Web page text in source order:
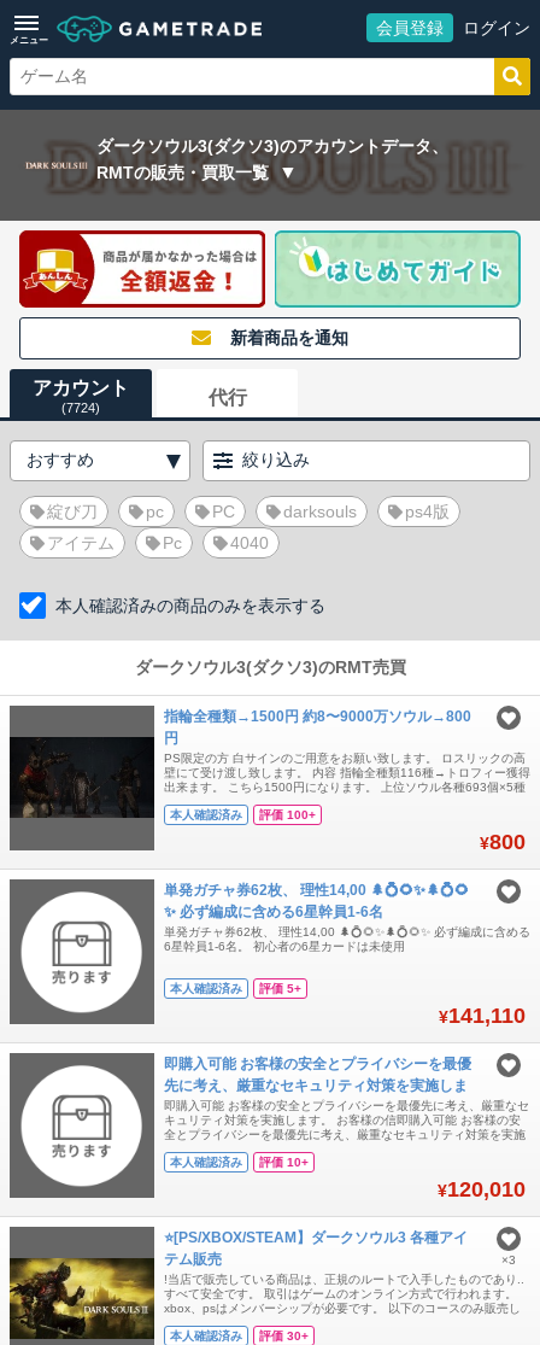
メニュー
会員登録 ログイン
ダークソウル3(ダクソ3)のアカウントデータ、
RMTの販売・買取一覧
新着商品を通知
アカウント
(7724) 代行
絞り込み
綻び刀 pc PC darksouls
ps4版
アイテム
Pc 4040
本人確認済みの商品のみを表示する
ダークソウル3(ダクソ3)のRMT売買
指輪全種類→1500円 約8〜9000万ソウル→800
円
PS限定の方 白サインのご用意をお願い致します。 ロスリックの高
壁にて受け渡し致します。 内容 指輪全種類116種→トロフィー獲得
出来ます。 こちら1500円になります。 上位ソウル各種693個×5種
になります！ こちらで1セット800円です。 ご希望の物の記載をお
本人確認済み 評価 100+
¥800
単発ガチャ券62枚、 理性14,00 🌲💍🌻✨🌲💍🌻
✨ 必ず編成に含める6星幹員1-6名
単発ガチャ券62枚、 理性14,00 🌲💍🌻✨🌲💍🌻✨ 必ず編成に含める
6星幹員1-6名。 初心者の6星カードは未使用
本人確認済み 評価 5+
¥141,110
即購入可能 お客様の安全とプライバシーを最優
先に考え、厳重なセキュリティ対策を実施しま
す。 お客様の
即購入可能 お客様の安全とプライバシーを最優先に考え、厳重なセ
キュリティ対策を実施します。 お客様の信即購入可能 お客様の安
全とプライバシーを最優先に考え、厳重なセキュリティ対策を実施
を提供いたします。頼と安心を大切にし、常に最高水準のサービス
本人確認済み 評価 10+
¥120,010
⭐️[PS/XBOX/STEAM】ダークソウル3 各種アイ
テム販売
!当店で販売している商品は、正規のルートで入手したものであり..
すべて安全です。 取引はゲームのオンライン方式で行われます。
xbox、psはメンバーシップが必要です。 以下のコースのみ販売し
ださい。 ありがとうございます。
本人確認済み 評価 30+
×3